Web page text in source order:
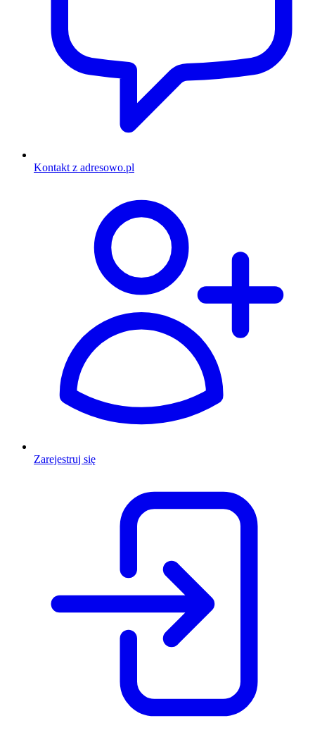
Kontakt z adresowo.pl
Zarejestruj się